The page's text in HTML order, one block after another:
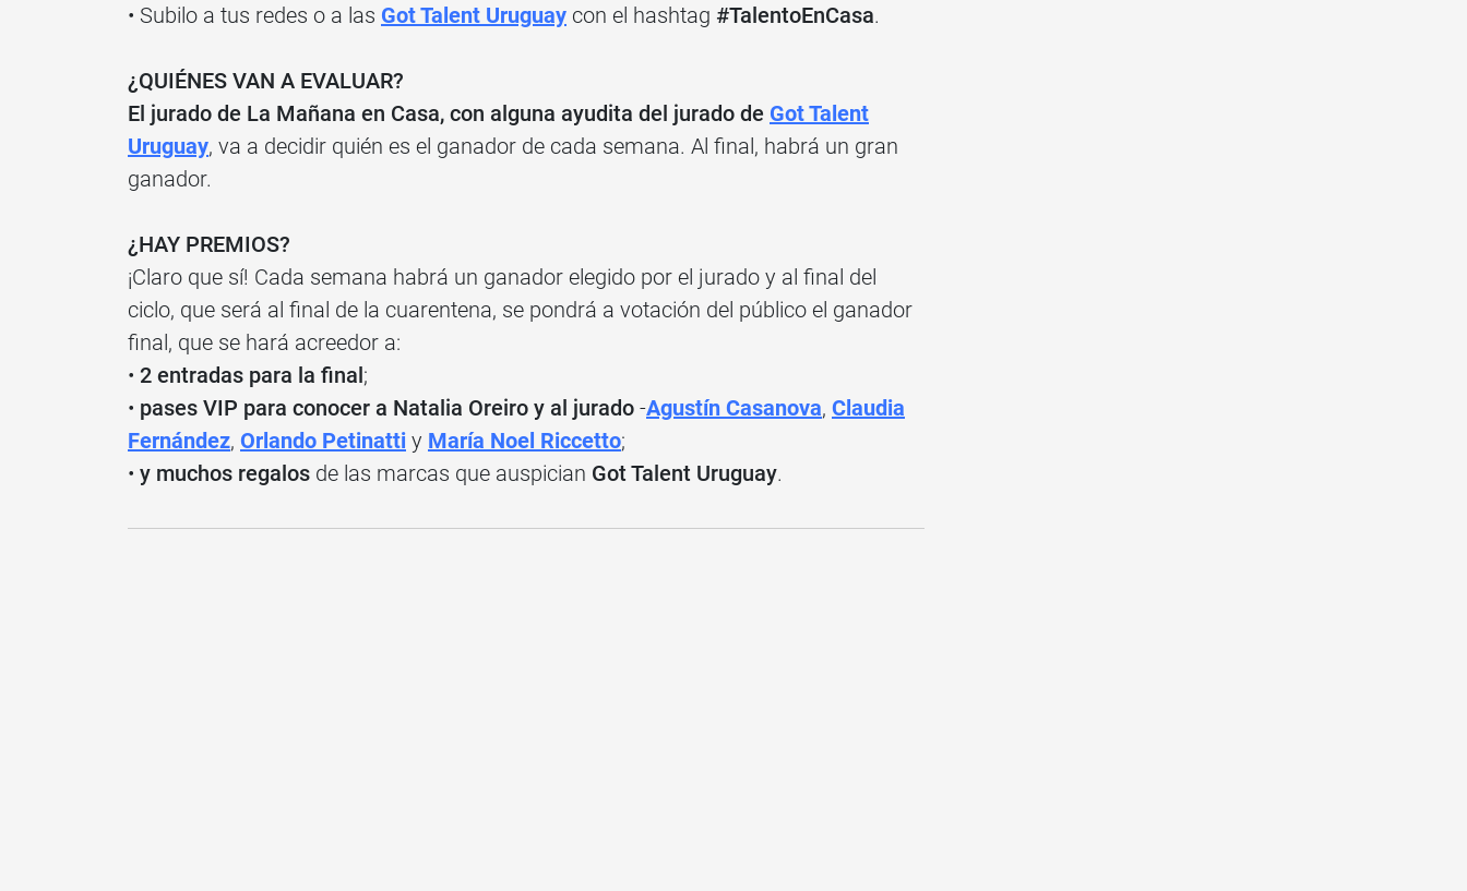
• Subilo a tus redes o a las Got Talent Uruguay con el hashtag #TalentoEnCasa.
¿QUIÉNES VAN A EVALUAR?
El jurado de La Mañana en Casa, con alguna ayudita del jurado de Got Talent
Uruguay, va a decidir quién es el ganador de cada semana. Al final, habrá un gran
ganador.
¿HAY PREMIOS?
¡Claro que sí! Cada semana habrá un ganador elegido por el jurado y al final del
ciclo, que será al final de la cuarentena, se pondrá a votación del público el ganador
final, que se hará acreedor a:
• 2 entradas para la final;
• pases VIP para conocer a Natalia Oreiro y al jurado -Agustín Casanova, Claudia
Fernández, Orlando Petinatti y María Noel Riccetto;
• y muchos regalos de las marcas que auspician Got Talent Uruguay.